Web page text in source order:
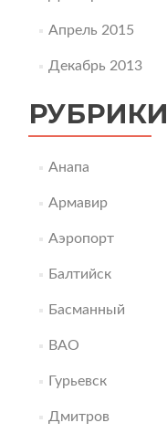
Апрель 2015
Декабрь 2013
РУБРИКИ
Анапа
Армавир
Аэропорт
Балтийск
Басманный
ВАО
Гурьевск
Дмитров